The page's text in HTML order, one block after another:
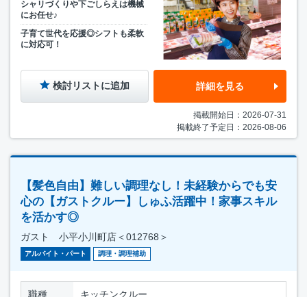
シャリづくりや下ごしらえは機械
にお任せ♪
子育て世代を応援◎シフトも柔軟
に対応可！
検討リストに追加 詳細を見る
掲載開始日：2026-07-31
掲載終了予定日：2026-08-06
【髪色自由】難しい調理なし！未経験からでも安
心の【ガストクルー】しゅふ活躍中！家事スキル
を活かす◎
ガスト 小平小川町店＜012768＞
アルバイト・パート 調理・調理補助
職種 キッチンクルー